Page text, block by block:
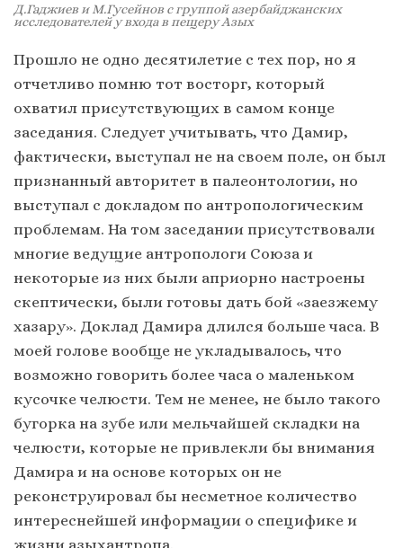
Д.Гаджиев и М.Гусейнов с группой азербайджанских
исследователей у входа в пещеру Азых
Прошло не одно десятилетие с тех пор, но я
отчетливо помню тот восторг, который
охватил присутствующих в самом конце
заседания. Следует учитывать, что Дамир,
фактически, выступал не на своем поле, он был
признанный авторитет в палеонтологии, но
выступал с докладом по антропологическим
проблемам. На том заседании присутствовали
многие ведущие антропологи Союза и
некоторые из них были априорно настроены
скептически, были готовы дать бой «заезжему
хазару». Доклад Дамира длился больше часа. В
моей голове вообще не укладывалось, что
возможно говорить более часа о маленьком
кусочке челюсти. Тем не менее, не было такого
бугорка на зубе или мельчайшей складки на
челюсти, которые не привлекли бы внимания
Дамира и на основе которых он не
реконструировал бы несметное количество
интереснейшей информации о специфике и
жизни азыхантропа.